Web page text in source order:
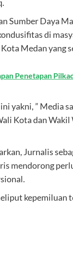
Sumber Daya
di
Medan yang
Penetapan
yakni, ” Media
Kota dan
Jurnalis
mendorong
kepemiluan